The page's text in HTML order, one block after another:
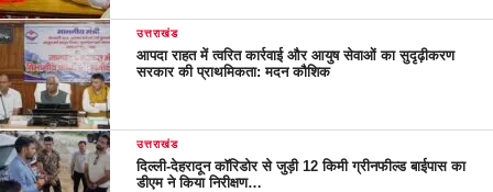
उत्तराखंड
आपदा राहत में त्वरित कार्रवाई और आयुष सेवाओं का सुदृढ़ीकरण
सरकार की प्राथमिकता: मदन कौशिक
उत्तराखंड
दिल्ली-देहरादून कॉरिडोर से जुड़ी 12 किमी ग्रीनफील्ड बाईपास का
डीएम ने किया निरीक्षण…